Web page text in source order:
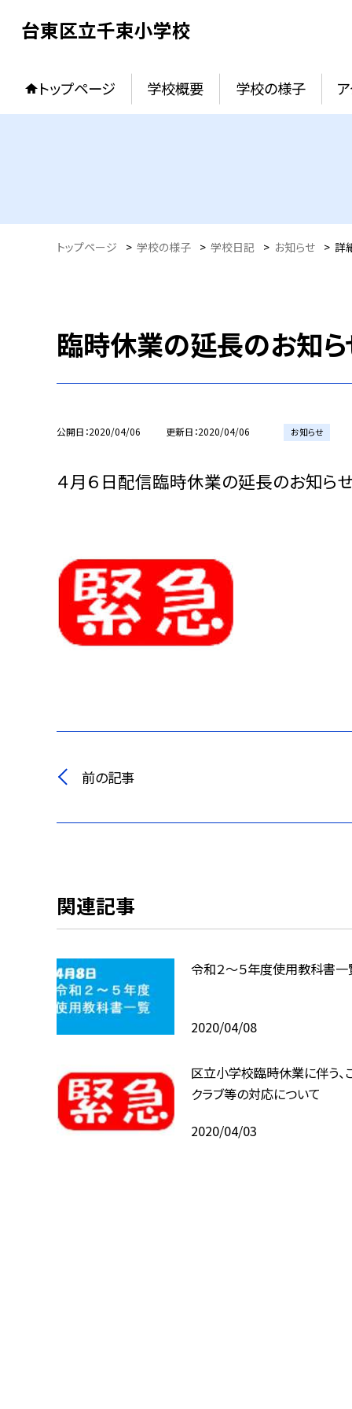
台東区立千束小学校
トップページ 学校概要 学校の様子
トップページ > 学校の様子 > 学校日記 > お知らせ > 詳
臨時休業の延長のお知
公開日 2020/04/06 更新日 2020/04/06 お知らせ
４月６日配信臨時休業の延長のお知ら
前の記事
関連記事
令和２〜５年度使用教科書一
2020/04/08
区立小学校臨時休業に伴う、
クラブ等の対応について
2020/04/03